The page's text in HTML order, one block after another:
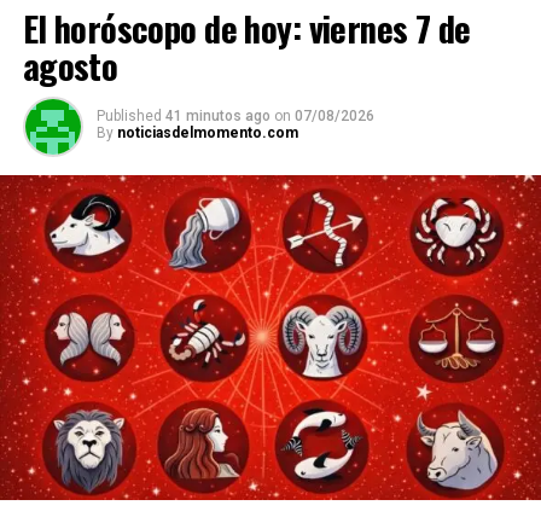
El horóscopo de hoy: viernes 7 de
agosto
Published 41 minutos ago on 07/08/2026
By noticiasdelmomento.com